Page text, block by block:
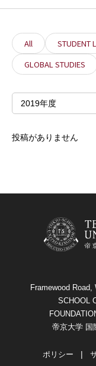
All STUDENT
GLOBAL STUDIES
2019年度
投稿がありません
Framewood
SCHOOL
帝京大学 国
ポリシー